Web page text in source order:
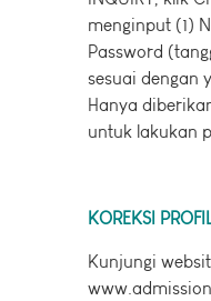
menginput (1)
Password
sesuai dengan
Hanya
untuk lakukan
KOREKSI
Kunjungi